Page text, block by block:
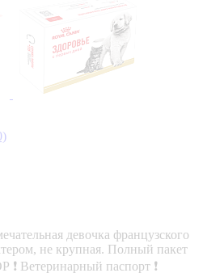
девочка французского
не крупная. Полный пакет
Ветеринарный паспорт ❗